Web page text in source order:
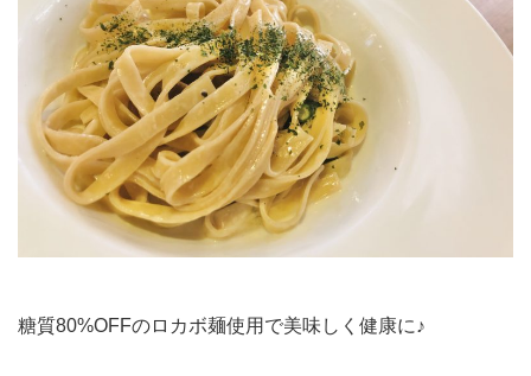
糖質80%OFFのロカボ麺使用で美味しく健康に♪